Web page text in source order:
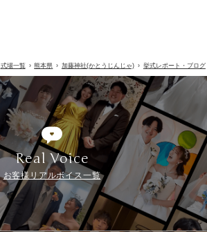
式場一覧 熊本県 加藤神社(かとうじんじゃ) 挙式レポート・ブログ
Real Voice
お客様リアルボイス一覧